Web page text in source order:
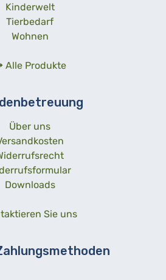
Kinderwelt
Tierbedarf
Wohnen
Alle Produkte
Über uns
Downloads
Sie uns